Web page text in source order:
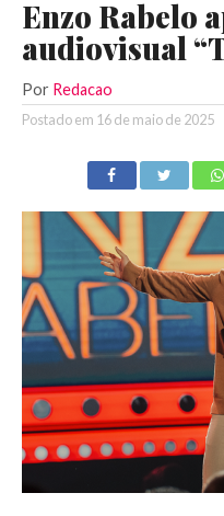
Enzo Rabelo
audiovisual
Por Redacao
Postado em 16 de maio de 2025